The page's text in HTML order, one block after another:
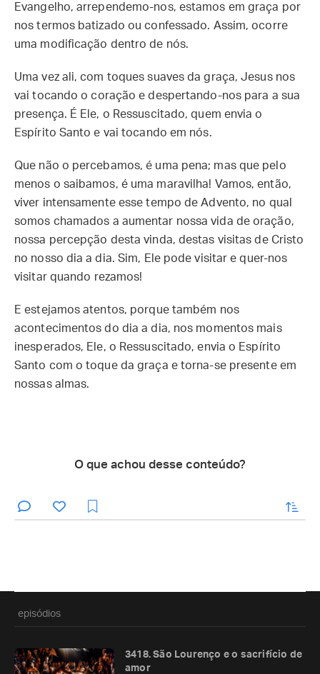
Evangelho, arrependemo-nos, estamos em graça por
nos termos batizado ou confessado. Assim, ocorre
uma modificação dentro de nós.
Uma vez ali, com toques suaves da graça, Jesus nos
vai tocando o coração e despertando-nos para a sua
presença. É Ele, o Ressuscitado, quem envia o
Espírito Santo e vai tocando em nós.
Que não o percebamos, é uma pena; mas que pelo
menos o saibamos, é uma maravilha! Vamos, então,
viver intensamente esse tempo de Advento, no qual
somos chamados a aumentar nossa vida de oração,
nossa percepção desta vinda, destas visitas de Cristo
no nosso dia a dia. Sim, Ele pode visitar e quer-nos
visitar quando rezamos!
E estejamos atentos, porque também nos
acontecimentos do dia a dia, nos momentos mais
inesperados, Ele, o Ressuscitado, envia o Espírito
Santo com o toque da graça e torna-se presente em
nossas almas.
O que achou desse conteúdo?
enviar
episódios
3418. São Lourenço e o sacrifício de
amor